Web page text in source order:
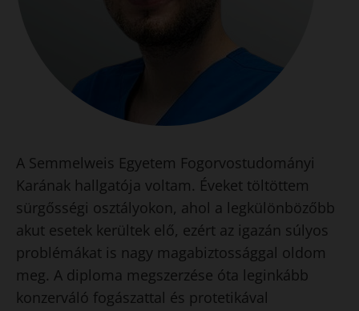
A Semmelweis Egyetem Fogorvostudományi
Karának hallgatója voltam. Éveket töltöttem
sürgősségi osztályokon, ahol a legkülönbözőbb
akut esetek kerültek elő, ezért az igazán súlyos
problémákat is nagy magabiztossággal oldom
meg. A diploma megszerzése óta leginkább
konzerváló fogászattal és protetikával